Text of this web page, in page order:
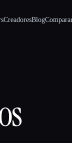
CreadoresBlog